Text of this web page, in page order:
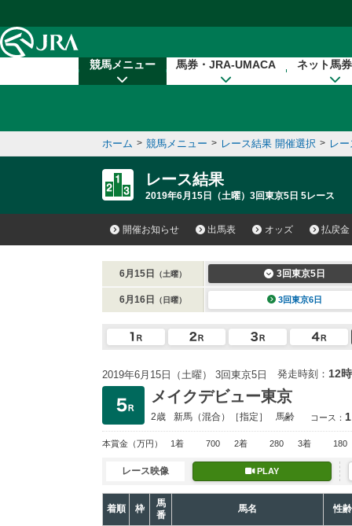
競馬メニュー 馬券・JRA-UMACA ネット馬
ホーム > 競馬メニュー > レース結果 開催選択 > レ
レース結果
2019年6月15日（土曜）3回東京5日 5レース
開催お知らせ 出馬表 オッズ 払戻金
6月15日 （土曜） 3回東京5日
6月16日 （日曜） 3回東京6日
2019年6月15日（土曜） 3回東京5日 発走時刻： 12
メイクデビュー東京
2歳 新馬 （混合）［指定］ 馬齢 コース：
本賞金 （万円） 1着 700 2着 280 3着 180
レース映像 PLAY
着順 枠
馬
番
馬名 性齢